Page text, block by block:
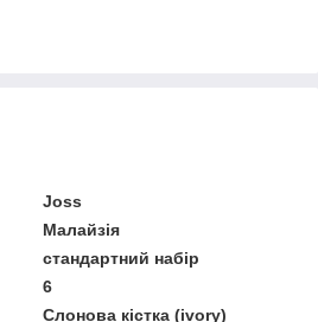
Joss
Малайзія
стандартний набір
6
Слонова кістка (ivory)